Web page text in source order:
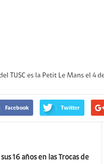
TUSC es la Petit Le Mans el 4
Facebook Twitter
16 años en las Trocas de